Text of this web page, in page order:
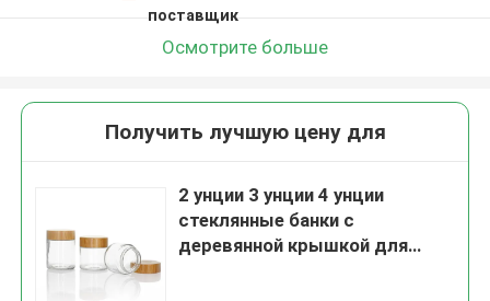
поставщик
Осмотрите больше
Получить лучшую цену для
2 унции 3 унции 4 унции
стеклянные банки с
деревянной крышкой для